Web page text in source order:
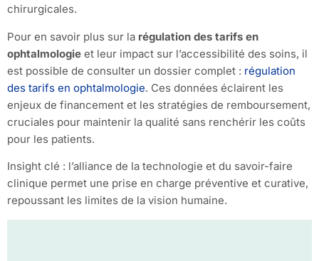
chirurgicales.
Pour en savoir plus sur la régulation des tarifs en
ophtalmologie et leur impact sur l’accessibilité des soins, il
est possible de consulter un dossier complet : régulation
des tarifs en ophtalmologie. Ces données éclairent les
enjeux de financement et les stratégies de remboursement,
cruciales pour maintenir la qualité sans renchérir les coûts
pour les patients.
Insight clé : l’alliance de la technologie et du savoir-faire
clinique permet une prise en charge préventive et curative,
repoussant les limites de la vision humaine.